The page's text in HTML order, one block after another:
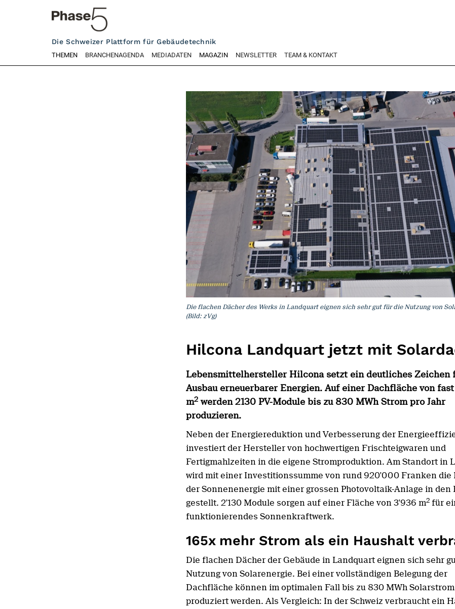
Die Schweizer Plattform für Gebäudetechnik
THEMEN BRANCHENAGENDA MEDIADATEN MAGAZIN NEWSLETTER TEAM & KONTAKT
Die flachen Dächer des Werks in Landquart eignen sich sehr gut für die Nutzung von
(Bild: zVg)
Hilcona Landquart jetzt mit
Lebensmittelhersteller Hilcona setzt ein deutliches Zeichen
Ausbau erneuerbarer Energien. Auf einer Dachfläche von
m2 werden 2130 PV-Module bis zu 830 MWh Strom pro Jahr
produzieren.
Neben der Energiereduktion und Verbesserung der
investiert der Hersteller von hochwertigen Frischteigwaren und
Fertigmahlzeiten in die eigene Stromproduktion. Am Standort in
wird mit einer Investitionssumme von rund 920'000 Franken die
der Sonnenenergie mit einer grossen Photovoltaik-Anlage in den
gestellt. 2'130 Module sorgen auf einer Fläche von 3'936 m2 für
funktionierendes Sonnenkraftwerk.
165x mehr Strom als ein Haushalt
Die flachen Dächer der Gebäude in Landquart eignen sich sehr
Nutzung von Solarenergie. Bei einer vollständigen Belegung der
Dachfläche können im optimalen Fall bis zu 830 MWh Solarstrom
produziert werden. Als Vergleich: In der Schweiz verbraucht ein